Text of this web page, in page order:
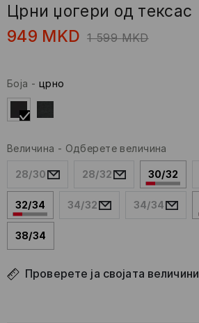
Црни џогери од тексас
949 MKD 1 599 MKD
Боја - црно
Величина - Одберете величина
28/30 28/32 30/32
32/34 34/32 34/34
38/34
Проверете ја својата величини